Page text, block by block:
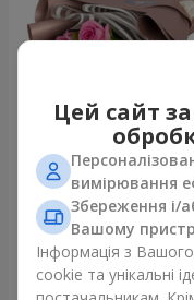
Букет "7 рожевих
999 грн
Замовити
Цей сайт
вимірювання
Збереження і/
Вашому
Інформація з
cookie та унікальні